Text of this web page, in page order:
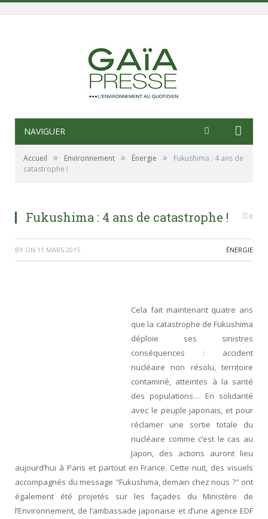
NAVIGUER
Accueil » Environnement » Énergie »
Fukushima : 4 ans de
catastrophe !
Fukushima : 4 ans de catastrophe ! 0
BY ON 11 MARS 2015 ÉNERGIE
Cela fait maintenant quatre ans
que la catastrophe de Fukushima
déploie ses sinistres
conséquences : accident
nucléaire non résolu, territoire
contaminé, atteintes à la santé
des populations… En solidarité
avec le peuple japonais, et pour
réclamer une sortie totale du
nucléaire comme c’est le cas au
Japon, des actions auront lieu
aujourd’hui à Paris et partout en France. Cette nuit, des visuels
accompagnés du message "Fukushima, demain chez nous ?" ont
également été projetés sur les façades du Ministère de
l’Environnement, de l’ambassade japonaise et d’une agence EDF